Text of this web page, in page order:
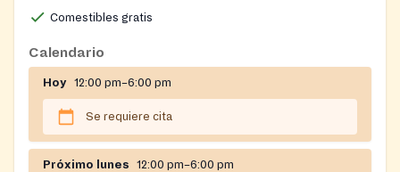
Comestibles gratis
Calendario
Hoy 12:00 pm–6:00 pm
Se requiere cita
Próximo lunes 12:00 pm–6:00 pm